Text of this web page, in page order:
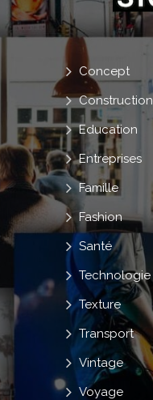
Concept
Construction
Education
Entreprises
Famille
Fashion
Santé
Technologie
Texture
Transport
Vintage
Voyage